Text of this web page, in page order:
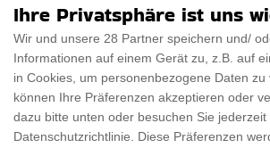
PRÜFEN SIE ES AUS
Ihre Privatsphäre ist uns
Wir und unsere 28 Partner speichern und/
Informationen auf einem Gerät zu, z.B. auf
in Cookies, um personenbezogene Daten zu
können Ihre Präferenzen akzeptieren oder
dazu bitte unten oder besuchen Sie
Datenschutzrichtlinie. Diese Präferenzen